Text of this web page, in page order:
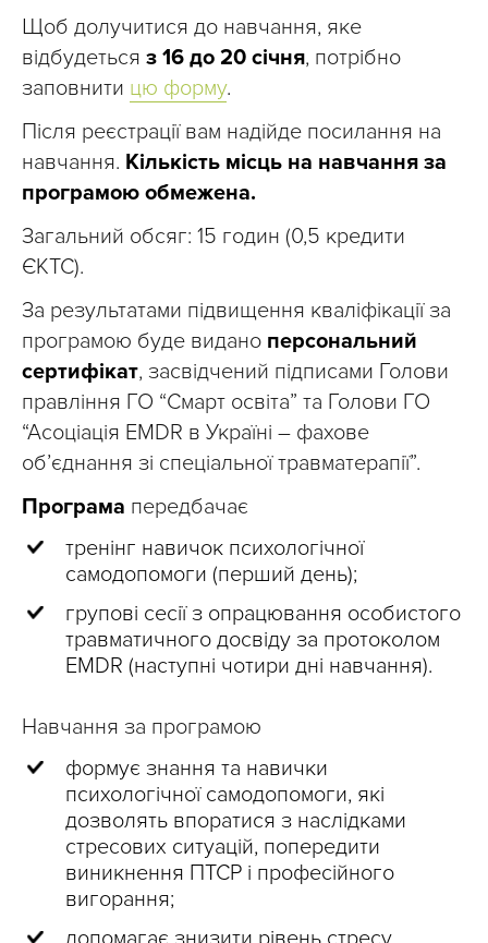
Щоб долучитися до навчання, яке
відбудеться з 16 до 20 січня, потрібно
заповнити цю форму.
Після реєстрації вам надійде посилання на
навчання. Кількість місць на навчання за
програмою обмежена.
Загальний обсяг: 15 годин (0,5 кредити
ЄКТС).
За результатами підвищення кваліфікації за
програмою буде видано персональний
сертифікат, засвідчений підписами Голови
правління ГО “Смарт освіта” та Голови ГО
“Асоціація EMDR в Україні – фахове
об’єднання зі спеціальної травматерапії”.
Програма передбачає
тренінг навичок психологічної
самодопомоги (перший день);
групові сесії з опрацювання особистого
травматичного досвіду за протоколом
EMDR (наступні чотири дні навчання).
Навчання за програмою
формує знання та навички
психологічної самодопомоги, які
дозволять впоратися з наслідками
стресових ситуацій, попередити
виникнення ПТСР і професійного
вигорання;